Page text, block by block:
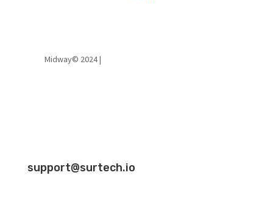
Midway© 2024 |
support@surtech.io